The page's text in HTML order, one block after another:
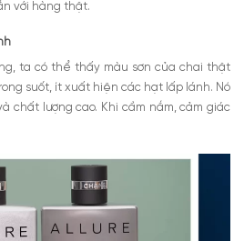
với hàng thật.
ta có thể thấy màu sơn của chai thật
suốt, ít xuất hiện các hạt lấp lánh. Nó
chất lượng cao. Khi cầm nắm, cảm giác